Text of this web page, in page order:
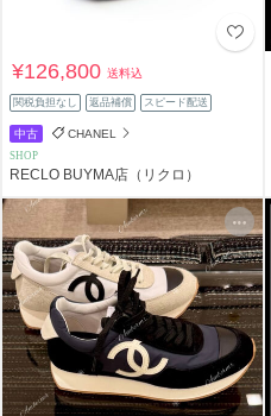
¥126,800送料込
関税負担なし 返品補償 スピード配送
中古 CHANEL
SHOP
RECLO BUYMA店（リクロ）